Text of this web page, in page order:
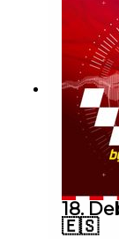
le joli
agitent
18.
🇪🇸